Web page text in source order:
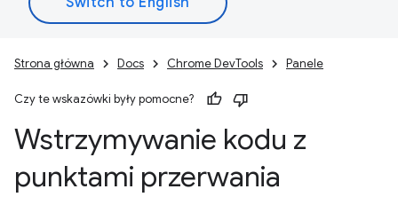
Strona główna Docs Chrome DevTools Panele
Czy te wskazówki były pomocne?
Wstrzymywanie kodu z
punktami przerwania